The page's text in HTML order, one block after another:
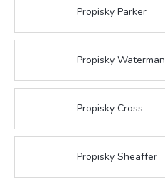
Propisky Parker
Propisky Waterman
Propisky Cross
Propisky Sheaffer